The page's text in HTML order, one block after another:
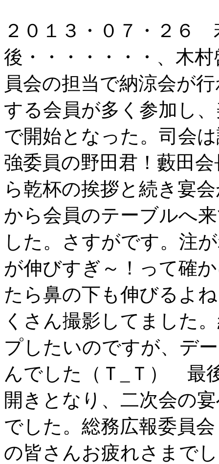
２０１３・０７・２６
後・・・・・・・、木
員会の担当で納涼会が
する会員が多く参加し
で開始となった。司会
強委員の野田君！藪田
ら乾杯の挨拶と続き宴
から会員のテーブルへ
した。さすがです。注
が伸びすぎ～！って確
たら鼻の下も伸びるよ
くさん撮影してました
プしたいのですが、デ
んでした（Ｔ_Ｔ） 最
開きとなり、二次会の
でした。総務広報委員
の皆さんお疲れさまで